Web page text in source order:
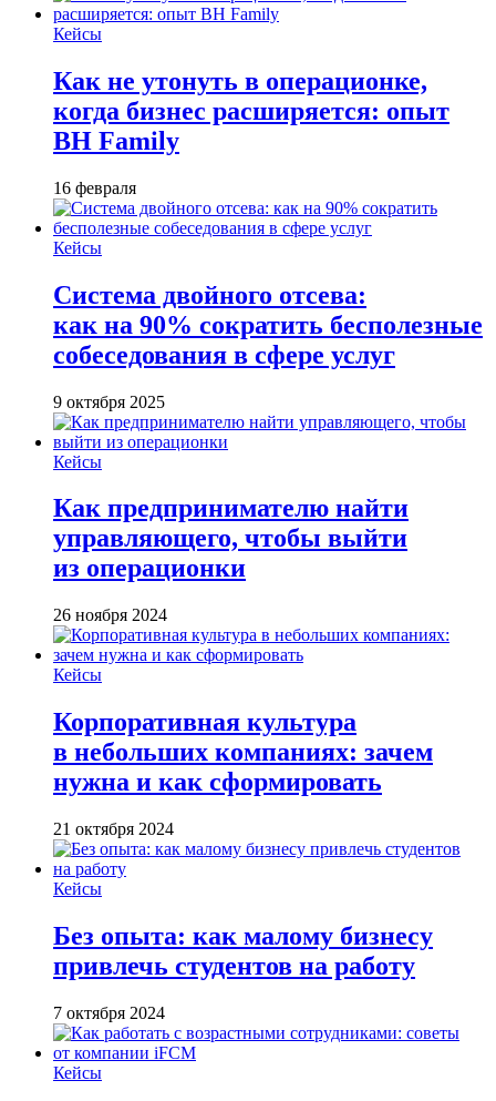
Кейсы
Как не утонуть в операционке,
когда бизнес расширяется: опыт
BH Family
16 февраля
Кейсы
Система двойного отсева:
как на 90% сократить бесполезные
собеседования в сфере услуг
9 октября 2025
Кейсы
Как предпринимателю найти
управляющего, чтобы выйти
из операционки
26 ноября 2024
Кейсы
Корпоративная культура
в небольших компаниях: зачем
нужна и как сформировать
21 октября 2024
Кейсы
Без опыта: как малому бизнесу
привлечь студентов на работу
7 октября 2024
Кейсы